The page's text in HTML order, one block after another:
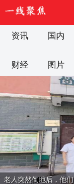
资讯 国内
财经
图片
老人突然倒地后，他